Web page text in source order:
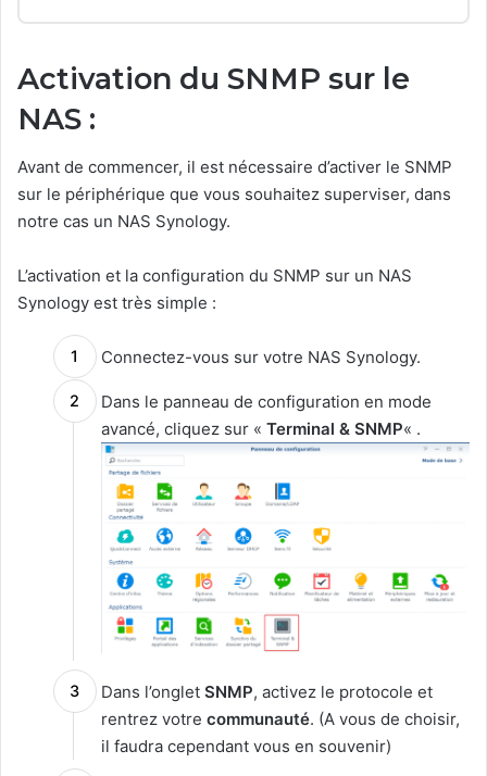
Activation du SNMP sur le
NAS :
Avant de commencer, il est nécessaire d’activer le SNMP
sur le périphérique que vous souhaitez superviser, dans
notre cas un NAS Synology.
L’activation et la configuration du SNMP sur un NAS
Synology est très simple :
Connectez-vous sur votre NAS Synology.
Dans le panneau de configuration en mode
avancé, cliquez sur « Terminal & SNMP« .
Dans l’onglet SNMP, activez le protocole et
rentrez votre communauté. (A vous de choisir,
il faudra cependant vous en souvenir)